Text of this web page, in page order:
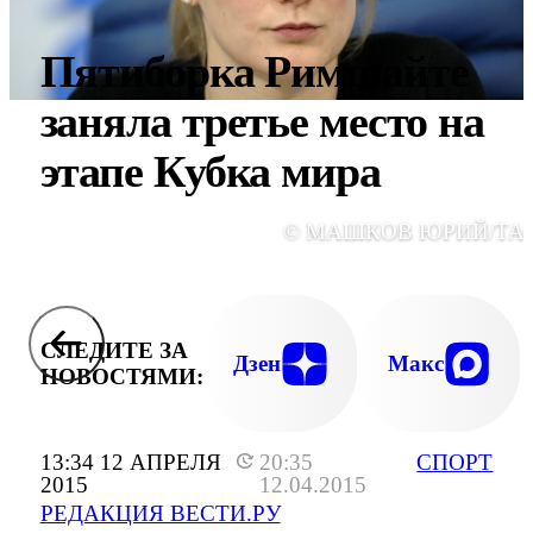
13:34 12 АПРЕЛЯ
2015
20:35
12.04.2015
РЕДАКЦИЯ ВЕСТИ.РУ
СПОРТ
Пятиборка Римшайте
заняла третье место на
этапе Кубка мира
© МАШКОВ ЮРИЙ/
СЛЕДИТЕ ЗА
НОВОСТЯМИ:
Дзен Макс